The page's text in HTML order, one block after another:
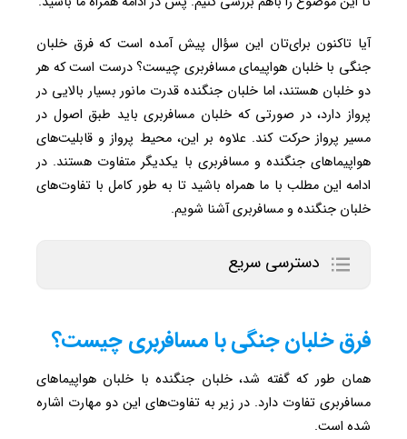
آیا تاکنون برای‌تان این سؤال پیش آمده است که فرق خلبان
جنگی با خلبان هواپیمای مسافربری چیست؟ درست است که هر
دو خلبان هستند، اما خلبان جنگنده قدرت مانور بسیار بالایی در
پرواز دارد، در صورتی که خلبان مسافربری باید طبق اصول در
مسیر پرواز حرکت کند. علاوه بر این، محیط پرواز و قابلیت‌های
هواپیماهای جنگنده و مسافربری با یکدیگر متفاوت هستند. در
ادامه این مطلب با ما همراه باشید تا به طور کامل با تفاوت‌های
خلبان جنگنده و مسافربری آشنا شویم.
دسترسی سریع
فرق خلبان جنگی با مسافربری چیست؟
همان ‌طور که گفته شد، خلبان جنگنده با خلبان هواپیماهای
مسافربری تفاوت‌ دارد. در زیر به تفاوت‌های این دو مهارت اشاره
شده است.